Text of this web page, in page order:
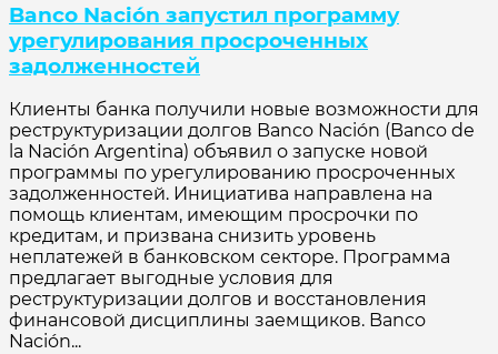
Banco Nación запустил программу
урегулирования просроченных
задолженностей
Клиенты банка получили новые возможности для
реструктуризации долгов Banco Nación (Banco de
la Nación Argentina) объявил о запуске новой
программы по урегулированию просроченных
задолженностей. Инициатива направлена на
помощь клиентам, имеющим просрочки по
кредитам, и призвана снизить уровень
неплатежей в банковском секторе. Программа
предлагает выгодные условия для
реструктуризации долгов и восстановления
финансовой дисциплины заемщиков. Banco
Nación...